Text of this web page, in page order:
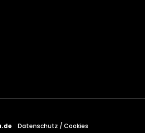
Datenschutz / Cookies